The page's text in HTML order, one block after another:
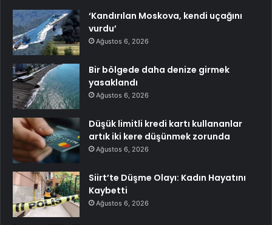
‘Kandırılan Moskova, kendi uçağını
vurdu’
Ağustos 6, 2026
Bir bölgede daha denize girmek
yasaklandı
Ağustos 6, 2026
Düşük limitli kredi kartı kullananlar
artık iki kere düşünmek zorunda
Ağustos 6, 2026
Siirt’te Düşme Olayı: Kadın Hayatını
Kaybetti
Ağustos 6, 2026